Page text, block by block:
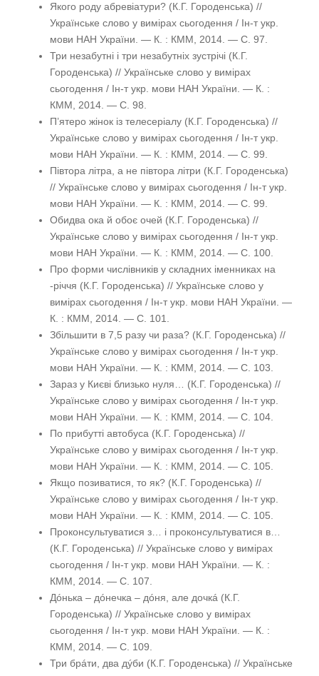
Якого роду абревіатури? (К.Г. Городенська) //
Українське слово у вимірах сьогодення / Ін-т укр.
мови НАН України. — К. : КММ, 2014. — С. 97.
Три незабутні і три незабутніх зустрічі (К.Г.
Городенська) // Українське слово у вимірах
сьогодення / Ін-т укр. мови НАН України. — К. :
КММ, 2014. — С. 98.
П’ятеро жінок із телесеріалу (К.Г. Городенська) //
Українське слово у вимірах сьогодення / Ін-т укр.
мови НАН України. — К. : КММ, 2014. — С. 99.
Півтора літра, а не півтора літри (К.Г. Городенська)
// Українське слово у вимірах сьогодення / Ін-т укр.
мови НАН України. — К. : КММ, 2014. — С. 99.
Обидва ока й обоє очей (К.Г. Городенська) //
Українське слово у вимірах сьогодення / Ін-т укр.
мови НАН України. — К. : КММ, 2014. — С. 100.
Про форми числівників у складних іменниках на
-річчя (К.Г. Городенська) // Українське слово у
вимірах сьогодення / Ін-т укр. мови НАН України. —
К. : КММ, 2014. — С. 101.
Збільшити в 7,5 разу чи раза? (К.Г. Городенська) //
Українське слово у вимірах сьогодення / Ін-т укр.
мови НАН України. — К. : КММ, 2014. — С. 103.
Зараз у Києві близько нуля… (К.Г. Городенська) //
Українське слово у вимірах сьогодення / Ін-т укр.
мови НАН України. — К. : КММ, 2014. — С. 104.
По прибутті автобуса (К.Г. Городенська) //
Українське слово у вимірах сьогодення / Ін-т укр.
мови НАН України. — К. : КММ, 2014. — С. 105.
Якщо позиватися, то як? (К.Г. Городенська) //
Українське слово у вимірах сьогодення / Ін-т укр.
мови НАН України. — К. : КММ, 2014. — С. 105.
Проконсультуватися з… і проконсультуватися в…
(К.Г. Городенська) // Українське слово у вимірах
сьогодення / Ін-т укр. мови НАН України. — К. :
КММ, 2014. — С. 107.
Дóнька – дóнечка – дóня, але дочкá (К.Г.
Городенська) // Українське слово у вимірах
сьогодення / Ін-т укр. мови НАН України. — К. :
КММ, 2014. — С. 109.
Три брáти, два дýби (К.Г. Городенська) // Українське